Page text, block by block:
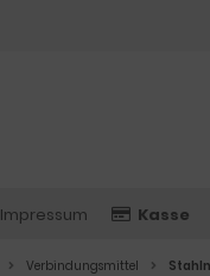
Impressum Kasse
Verbindungsmittel